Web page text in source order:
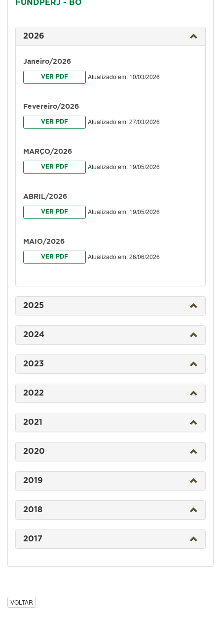
FUNDPERJ - BO
2026
Janeiro/2026
VER PDF Atualizado em: 10/03/2026
Fevereiro/2026
VER PDF Atualizado em: 27/03/2026
MARÇO/2026
VER PDF Atualizado em: 19/05/2026
ABRIL/2026
VER PDF Atualizado em: 19/05/2026
MAIO/2026
VER PDF Atualizado em: 26/06/2026
2025
2024
2023
2022
2021
2020
2019
2018
2017
VOLTAR